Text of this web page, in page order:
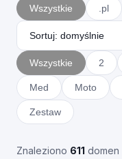
Wszystkie .pl
Wszystkie 2
Med Moto
Zestaw
Znaleziono 611 domen